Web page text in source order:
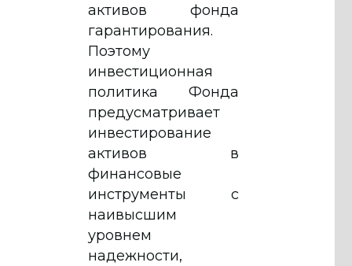
активов фонда
гарантирования.
Поэтому
инвестиционная
политика Фонда
предусматривает
инвестирование
активов в
финансовые
инструменты с
наивысшим
уровнем
надежности,